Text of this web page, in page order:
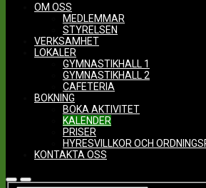
OM OSS
MEDLEMMAR
STYRELSEN
VERKSAMHET
LOKALER
GYMNASTIKHALL 1
GYMNASTIKHALL 2
CAFETERIA
BOKNING
BOKA AKTIVITET
KALENDER
PRISER
HYRESVILLKOR OCH
KONTAKTA OSS